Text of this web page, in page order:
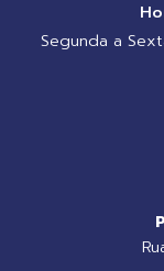
Segunda a